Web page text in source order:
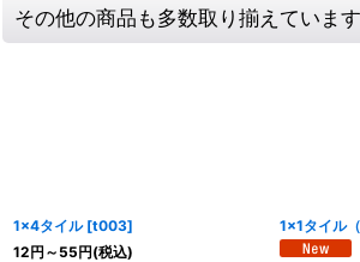
その他の商品も多数取り揃えています
1x4タイル [t003]
12円 ～55円(税込)
1x1タイル（